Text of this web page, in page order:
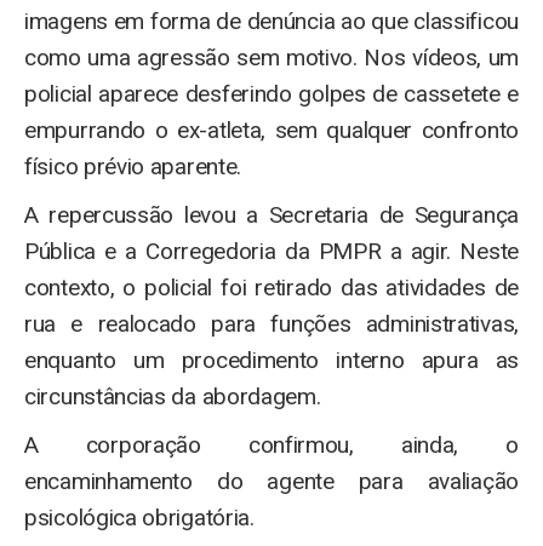
imagens em forma de denúncia ao que classificou
como uma agressão sem motivo. Nos vídeos, um
policial aparece desferindo golpes de cassetete e
empurrando o ex-atleta, sem qualquer confronto
físico prévio aparente.
A repercussão levou a Secretaria de Segurança
Pública e a Corregedoria da PMPR a agir. Neste
contexto, o policial foi retirado das atividades de
rua e realocado para funções administrativas,
enquanto um procedimento interno apura as
circunstâncias da abordagem.
A corporação confirmou, ainda, o
encaminhamento do agente para avaliação
psicológica obrigatória.